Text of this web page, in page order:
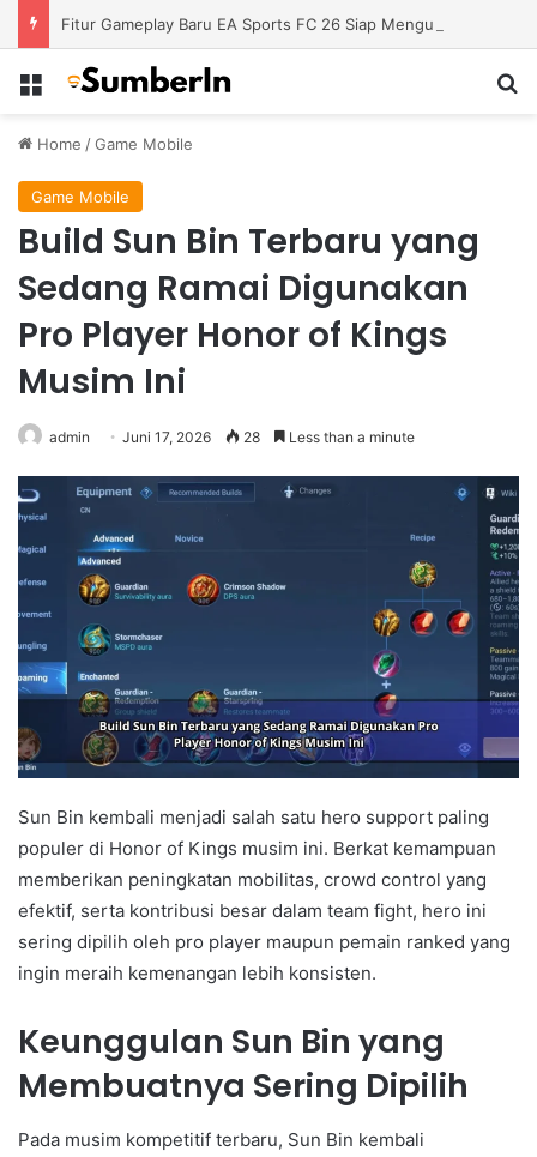
Menu
Home /Game Mobile
Game Mobile
Build Sun Bin Terbaru yang
Sedang Ramai Digunakan
Pro Player Honor of Kings
Musim Ini
admin Juni 17, 2026 28 Less than a minute
Sun Bin kembali menjadi salah satu hero support paling
populer di Honor of Kings musim ini. Berkat kemampuan
memberikan peningkatan mobilitas, crowd control yang
efektif, serta kontribusi besar dalam team fight, hero ini
sering dipilih oleh pro player maupun pemain ranked yang
ingin meraih kemenangan lebih konsisten.
Keunggulan Sun Bin yang
Membuatnya Sering Dipilih
Pada musim kompetitif terbaru, Sun Bin kembali